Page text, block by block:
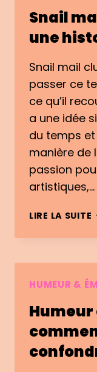
Snail
une
Snail mail
passer ce
ce qu’il
a une idée
du temps et
manière de
passion
artistiques,…
LIRE LA SUITE
HUMEUR &
Humeur